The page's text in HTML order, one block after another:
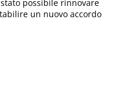
possibile rinnovare
un nuovo accordo